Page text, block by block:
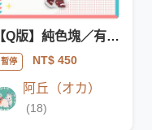
【Q版】純色塊／有線繪
暫停 NT$ 450
阿丘（オカ）
(18)